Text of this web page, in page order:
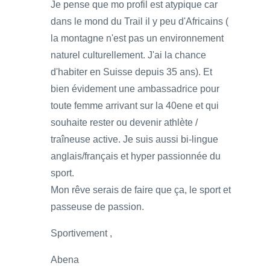
Je pense que mo profil est atypique car
dans le mond du Trail il y peu d'Africains (
la montagne n'est pas un environnement
naturel culturellement. J'ai la chance
d'habiter en Suisse depuis 35 ans). Et
bien évidement une ambassadrice pour
toute femme arrivant sur la 40ene et qui
souhaite rester ou devenir athlète /
traîneuse active. Je suis aussi bi-lingue
anglais/français et hyper passionnée du
sport.
Mon rêve serais de faire que ça, le sport et
passeuse de passion.
Sportivement ,
Abena